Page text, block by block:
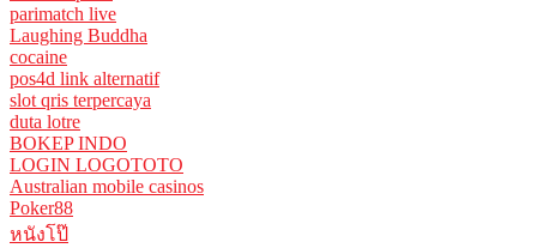
parimatch live
Laughing Buddha
cocaine
pos4d link alternatif
slot qris terpercaya
duta lotre
BOKEP INDO
LOGIN LOGOTOTO
Australian mobile casinos
Poker88
หนังโป๊